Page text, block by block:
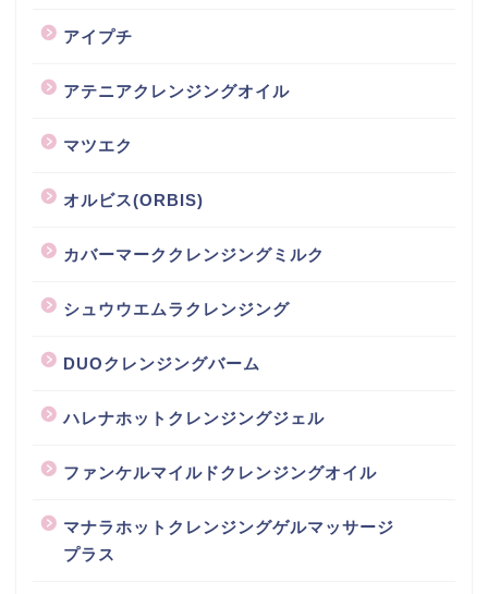
アイプチ
アテニアクレンジングオイル
マツエク
オルビス(ORBIS)
カバーマーククレンジングミルク
シュウウエムラクレンジング
DUOクレンジングバーム
ハレナホットクレンジングジェル
ファンケルマイルドクレンジングオイル
マナラホットクレンジングゲルマッサージ
プラス